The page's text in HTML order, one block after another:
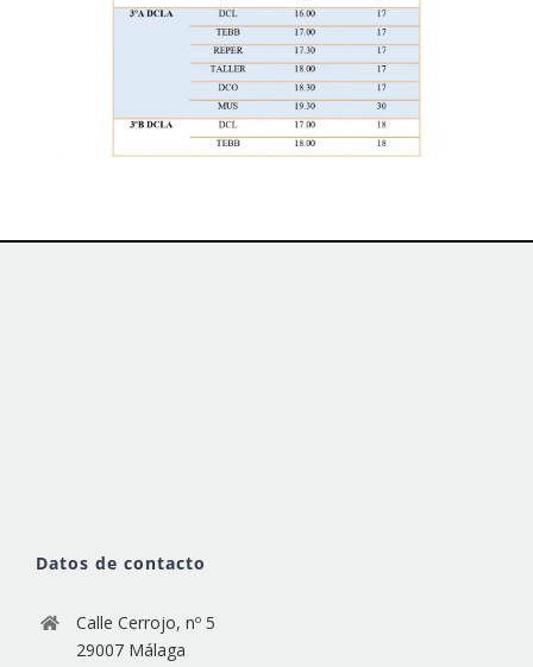
Datos de contacto
Calle Cerrojo, nº 5
29007 Málaga